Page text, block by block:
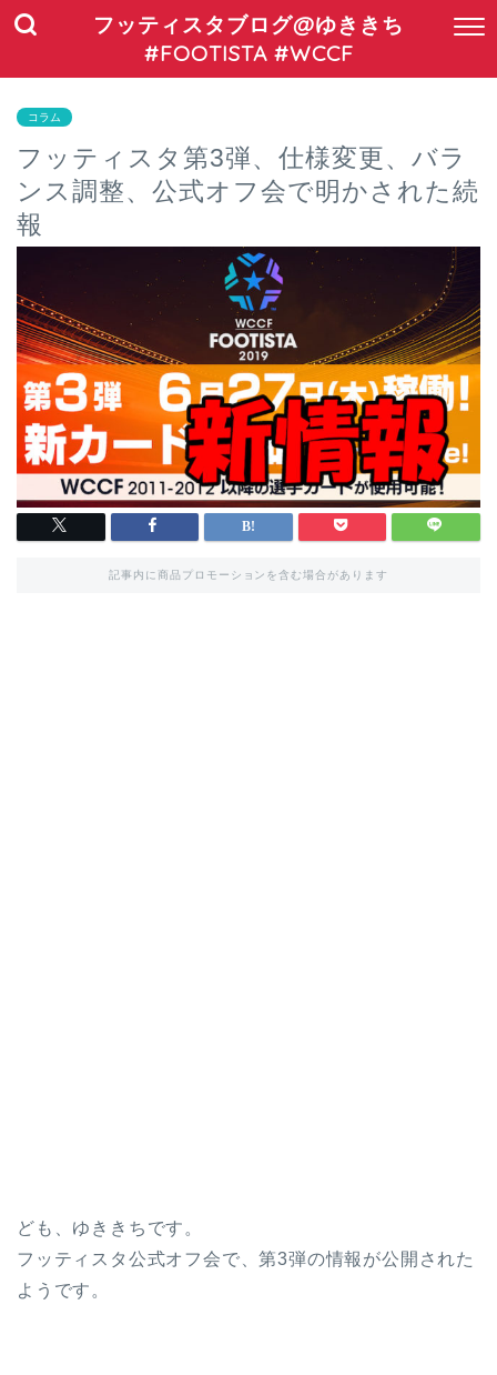
フッティスタブログ@ゆききち
#FOOTISTA #WCCF
コラム
フッティスタ第3弾、仕様変更、バラ
ンス調整、公式オフ会で明かされた続
報
記事内に商品プロモーションを含む場合があります
ども、ゆききちです。
フッティスタ公式オフ会で、第3弾の情報が公開された
ようです。